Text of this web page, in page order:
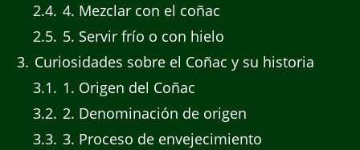
2.4 4. Mezclar con el coñac
2.5 5. Servir frío o con hielo
3 Curiosidades sobre el Coñac y su historia
3.1
1. Origen del Coñac
3.2 2. Denominación de origen
3.3 3. Proceso de envejecimiento